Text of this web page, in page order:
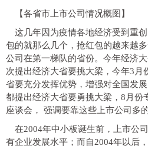
【各省市上市公司情况概图】
这几年因为疫情各地经济受到重
包的就那么几个，抢红包的越来越
公司在第一梯队的省份。今年经济
次提出经济大省要挑大梁，今年3月
省要充分发挥优势，增强对全国发
都提出经济大省要勇挑大梁，8月份
座谈会， 强调要靠这些上市公司多
在2004年中小板诞生前，上市公
有企业发展水平；而自2004年以后